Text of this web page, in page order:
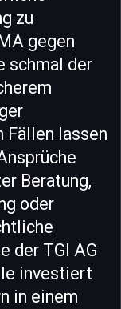
zu
gegen
schmal der
Fällen lassen
Beratung,
oder
der TGI AG
investiert
in einem